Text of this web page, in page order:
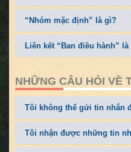
“Nhóm mặc định” là gì?
Liên kết “Ban điều hành”
NHỮNG CÂU HỎI VỀ
Tôi không thể gửi tin nhắn
Tôi nhận được những tin